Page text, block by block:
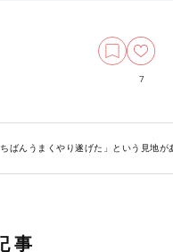
7
ちばんうまくやり遂げた」という見地
事